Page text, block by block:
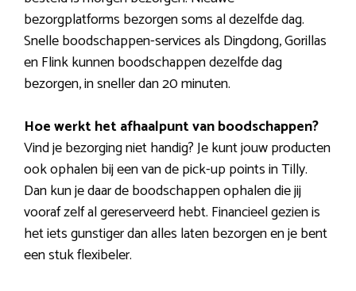
bezorgplatforms bezorgen soms al dezelfde dag.
Snelle boodschappen-services als Dingdong, Gorillas
en Flink kunnen boodschappen dezelfde dag
bezorgen, in sneller dan 20 minuten.
Hoe werkt het afhaalpunt van boodschappen?
Vind je bezorging niet handig? Je kunt jouw producten
ook ophalen bij een van de pick-up points in Tilly.
Dan kun je daar de boodschappen ophalen die jij
vooraf zelf al gereserveerd hebt. Financieel gezien is
het iets gunstiger dan alles laten bezorgen en je bent
een stuk flexibeler.